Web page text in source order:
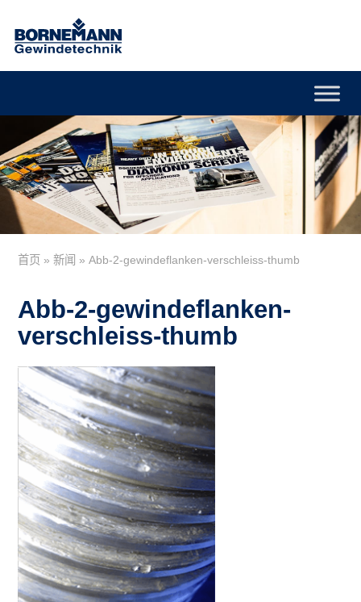
首页 »新闻 »Abb-2-gewindeflanken-verschleiss-thumb
Abb-2-gewindeflanken-
verschleiss-thumb